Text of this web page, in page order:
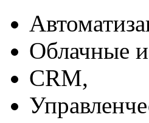
Облачные
CRM,